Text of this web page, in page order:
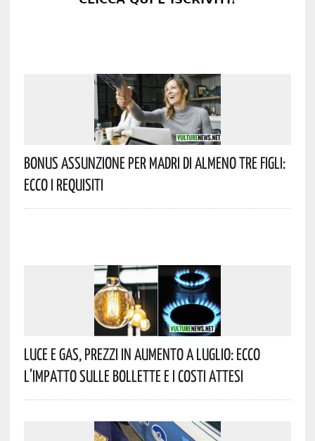
Bonus Assunzione Per Madri Di Almeno Tre Figli:
Ecco I Requisiti
Luce E Gas, Prezzi In Aumento A Luglio: Ecco
L’impatto Sulle Bollette E I Costi Attesi